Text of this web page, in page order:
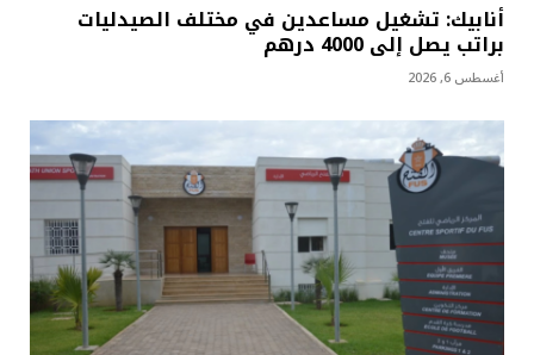
أنابيك: تشغيل مساعدين في مختلف الصيدليات
براتب يصل إلى 4000 درهم
أغسطس 6, 2026